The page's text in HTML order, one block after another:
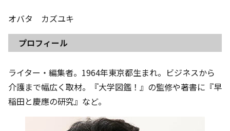
オバタ カズユキ
プロフィール
ライター・編集者。1964年東京都生まれ。ビジネスから
介護まで幅広く取材。『大学図鑑！』の監修や著書に『早
稲田と慶應の研究』など。